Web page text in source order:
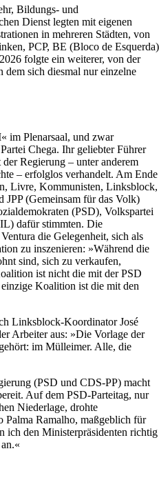
Bildungs- und
Dienst legten mit eigenen
in mehreren Städten, von
PCP, BE (Bloco de Esquerda)
folgte ein weiterer, von der
dem sich diesmal nur einzelne
im Plenarsaal, und zwar
Chega. Ihr geliebter Führer
Regierung – unter anderem
– erfolglos verhandelt. Am Ende
Livre, Kommunisten, Linksblock,
(Gemeinsam für das Volk)
(PSD), Volkspartei
dafür stimmten. Die
die Gelegenheit, sich als
zu inszenieren: »Während die
sind, sich zu verkaufen,
ist nicht die mit der PSD
Koalition ist die mit den
Linksblock-Koordinator José
Arbeiter aus: »Die Vorlage der
im Mülleimer. Alle, die
(PSD und CDS-PP) macht
Auf dem PSD-Parteitag, nur
Niederlage, drohte
Ramalho, maßgeblich für
ich den Ministerpräsidenten richtig